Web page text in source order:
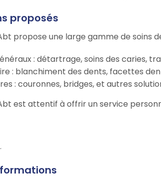
proposés
propose une large gamme de soins
: détartrage, soins des caries,
: blanchiment des dents, facettes
: couronnes, bridges, et autres
est attentif à offrir un service